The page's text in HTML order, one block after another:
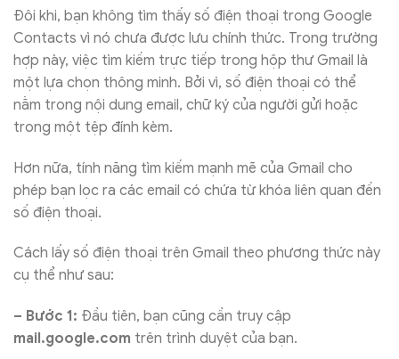
Đôi khi, bạn không tìm thấy số điện thoại trong Google
Contacts vì nó chưa được lưu chính thức. Trong trường
hợp này, việc tìm kiếm trực tiếp trong hộp thư Gmail là
một lựa chọn thông minh. Bởi vì, số điện thoại có thể
nằm trong nội dung email, chữ ký của người gửi hoặc
trong một tệp đính kèm.
Hơn nữa, tính năng tìm kiếm mạnh mẽ của Gmail cho
phép bạn lọc ra các email có chứa từ khóa liên quan đến
số điện thoại.
Cách lấy số điện thoại trên Gmail theo phương thức này
cụ thể như sau:
– Bước 1: Đầu tiên, bạn cũng cần truy cập
mail.google.com trên trình duyệt của bạn.